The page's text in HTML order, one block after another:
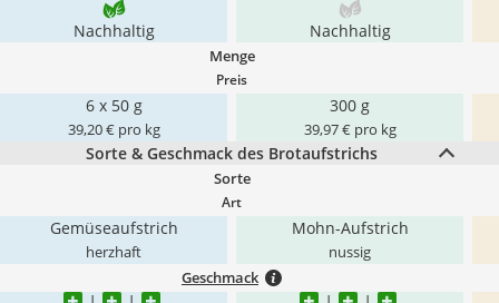
Nachhaltig Nachhaltig
Menge
Preis
6 x 50 g
39,20 € pro kg
300 g
39,97 € pro kg
Sorte & Geschmack des Brotaufstrichs
Sorte
Art
Gemüseaufstrich
herzhaft
Mohn-Aufstrich
nussig
Geschmack